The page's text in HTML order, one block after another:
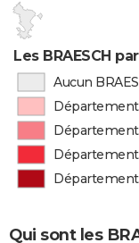
Les BRAESCH
Aucun
Département
Département
Département
Qui sont les